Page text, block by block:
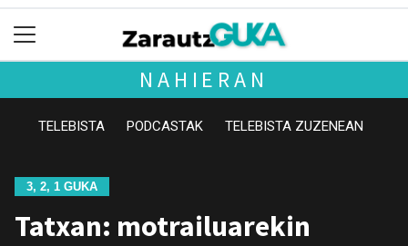
NAHIERAN
TELEBISTA PODCASTAK TELEBISTA ZUZENEAN
3, 2, 1 GUKA
Tatxan: motrailuarekin